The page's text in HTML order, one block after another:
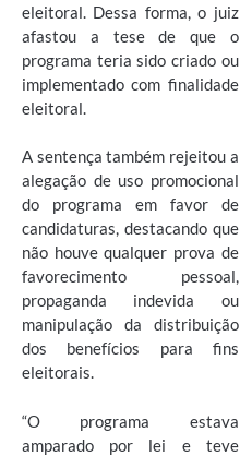
eleitoral. Dessa forma, o juiz
afastou a tese de que o
programa teria sido criado ou
implementado com finalidade
eleitoral.
A sentença também rejeitou a
alegação de uso promocional
do programa em favor de
candidaturas, destacando que
não houve qualquer prova de
favorecimento pessoal,
propaganda indevida ou
manipulação da distribuição
dos benefícios para fins
eleitorais.
“O programa estava
amparado por lei e teve